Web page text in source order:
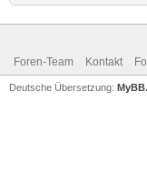
Foren-Team Kontakt
Deutsche Übersetzung: